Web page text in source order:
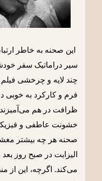
این صحنه به خاطر
سیر دراماتیک سفر
چند لایه و چرخشی
فرم و کارکرد به خوبی
ظرافت در هم می‌آمیزند
خشونت عاطفی و فیزیکی
صحنه هر چه بیشتر
الیزابت در صبح روز
می‌کند. اگرچه، این از